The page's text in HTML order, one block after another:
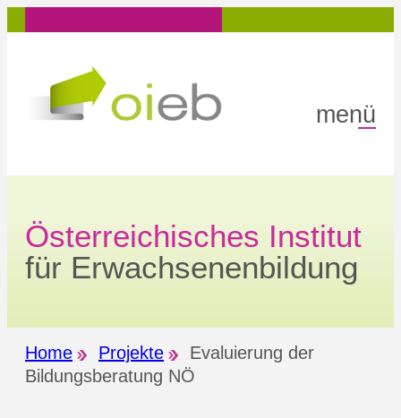
Inhalt
menü
Österreichisches Institut
für Erwachsenenbildung
Home Projekte
Evaluierung der
Bildungsberatung NÖ